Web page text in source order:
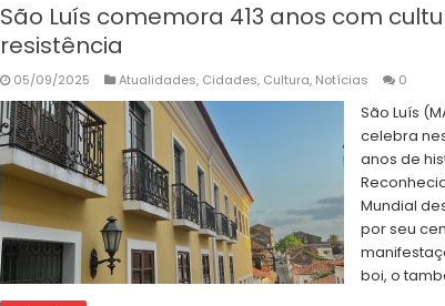
São Luís comemora 413 anos com
resistência
05/09/2025 Atualidades, Cidades, Cultura, Notícias 0
São Luís
celebra
anos de
Mundial
por seu
boi, o